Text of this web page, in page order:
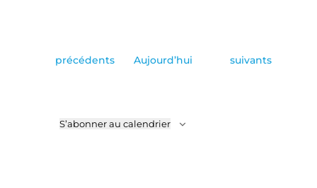
Évènements
précédents Aujourd’hui Évènements
suivants
S’abonner au calendrier